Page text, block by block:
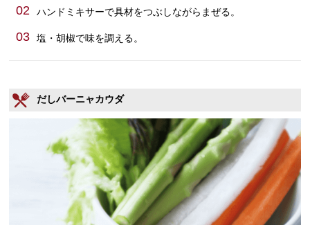
02 ハンドミキサーで具材をつぶしながらまぜる。
03 塩・胡椒で味を調える。
だしバーニャカウダ